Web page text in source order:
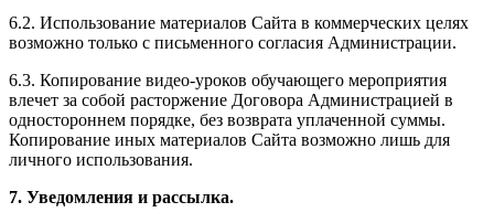
6.2. Использование материалов Сайта в коммерческих целях
возможно только с письменного согласия Администрации.
6.3. Копирование видео-уроков обучающего мероприятия
влечет за собой расторжение Договора Администрацией в
одностороннем порядке, без возврата уплаченной суммы.
Копирование иных материалов Сайта возможно лишь для
личного использования.
7. Уведомления и рассылка.